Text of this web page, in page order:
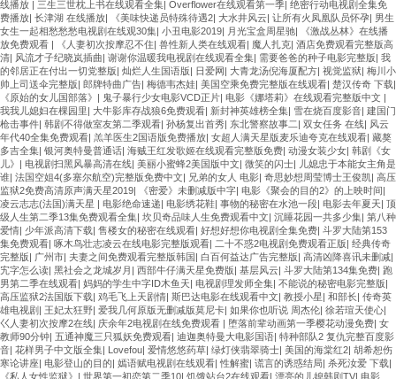
线播放 | 三生三世枕上书在线观看全集| Overflower在线观看第一季| 绝密行动电视剧全集免
费播放| 长津湖 在线播放| 《美味快递员特殊待遇2| 大水井风云| 让所有火凤凰队员怀孕| 男生
女生一起相愁愁愁电视剧在线观30集| 小丑电影2019| 月光宝盒周星驰|
《激战丛林》在线播
放免费观看 | 《人妻初次按摩忍不住| 兽性新人类在线观看| 魔人扎克| 酒店免费观看完整版高
清| 风流才子纪晓岚插曲| 谢谢你温暖我电视剧在线观看全集| 需要爸爸的种子电影完整版| 我
的邻居正在付出一切党整版| 灿烂人生国语版| 日爱网| 大青龙汤倪海厦配方| 视觉监狱| 梅川小
帅上司送伞完整版| 郎牌特曲广告| 梅德韦杰娃| 美国空乘免费完整版在线观看| 楚汉传奇 下载|
《原始的女儿国部落》 | 鬼子暴行少女电影VCD正片| 电影《娜塔莉》在线观看完整版中文 |
我我儿媳妇在棵园里| 大牛影库存战狼6免费观看| 新封神英雄榜全集| 雪在烧百度影音| 建国门
枪击事件| 韩剧不得做室友第二季观看| 孙杨复出首秀| 东北警察故事二| 双女任务 在线| 风云
年代40全集免费观看| 羔羊医生2国语版免费播放| 女超人满天星版麦乐迪夸克在线观看| 藏獒
多吉全集| 银河奥特曼普通话| 海贼王红发歌姬在线观看完整版免费| 动漫女装少女| 韩剧《女
儿》 | 电视剧扫黑风暴高清在线| 美丽小蜜蜂2美国版中文| 微笑的闪士| 儿媳忠于本能女主角是
谁| 法国空姐4(多塞尔航空)完整版免费中文| 兄弟的女人 电影| 奇思妙想周莹博士王俊凯 | 高压
监狱2免费高清原声满天星2019| 《密爱》未删减版中字| 电影《聚会的目的2》的上映时间|
凌云志志(法国)满天星 | 电影绝命速递| 电影绣花鞋| 事物的秘密在水池一段| 电影去年夏天| 顶
级人生第二季13集免费观看全集| 坎贝奇品味人生免费观看中文| 沉睡花园一共多少集| 第八种
爱情| 少年派高清下载| 售楼女的秘密在线观看| 好想好想你电视剧全集免费| 斗罗大陆第153
集免费观看| 啄木鸟壮志凌云在线电影完整版观看| 二十不惑2电视剧免费观看正版| 经典传奇
完整版| 广州市| 夫妻之间免费观看完整版韩国| 白百何益达广告完整版| 高清凶降喜讯未删减|
宄字怎么读| 黑社会之龙城岁月 | 西部牛仔满天星免费版| 基层风云| 斗罗大陆第134集免费| 跑
男第二季在线观看| 妈妈的学生中字ID木鱼天| 电视剧理发师全集| 不能说的秘密电影完整版|
高压监狱2法国版下载| 鸡毛飞上天剧情| 斯巴达电影在线观看中文| 教授小星| 和部长| 传奇英
雄电视剧 | 王妃太狂野| 爱我几何原版无删减版莫尼卡| 如果你也听说 周杰伦| 徐若瑄天使心|
巜人妻初次按摩2在线| 庆余年2电视剧在线免费观看 | 堕落前辈动画第一季樱花动漫免费| 女
教师90分钟| 五通神魔三只狐妖免费观看| 迪迦奥特曼大电影国语| 特种部队2 复仇完整百度影
音| 花样男子中文版全集| Lovefou| 爱情悠悠药草| 绿灯侠翡翠骑士| 美国的海棠红2| 胡希恕伤
寒论讲座| 电影登山的目的| 嫣语赋电视剧在线观看|性解蜜| 谎言的诱惑结局| 杀死汝爱 下载|
《私人女性监狱》 | 世界第一初恋第二季10| 饥饿站台2在线观看| 漂亮的儿媳韩剧TV| 电影